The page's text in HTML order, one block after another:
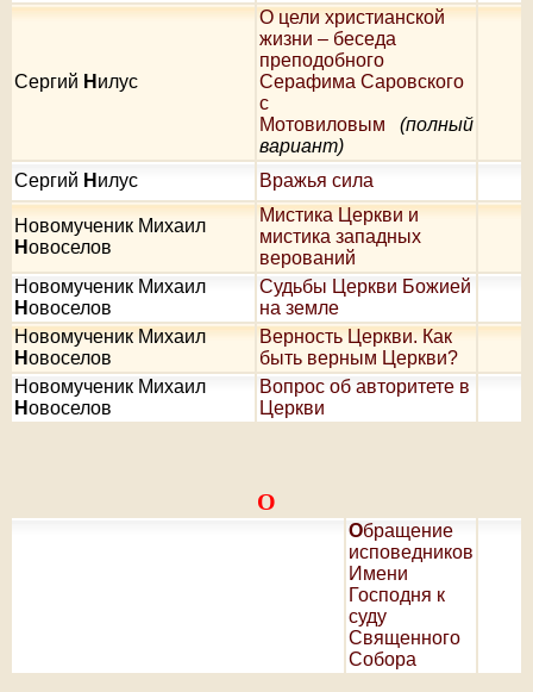
Сергий Н илус
О цели христианской
жизни – беседа
преподобного
Серафима Саровского
с
Мотовиловым (полный
вариант)
Сергий Н илус Вражья сила
Новомученик Михаил
Новоселов
Мистика Церкви и
мистика западных
верований
Новомученик Михаил
Новоселов
Судьбы Церкви Божией
на земле
Новомученик Михаил
Новоселов
Верность Церкви. Как
быть верным Церкви?
Новомученик Михаил
Новоселов
Вопрос об авторитете в
Церкви
О
Обращение
исповедников
Имени
Господня к
суду
Священного
Собора